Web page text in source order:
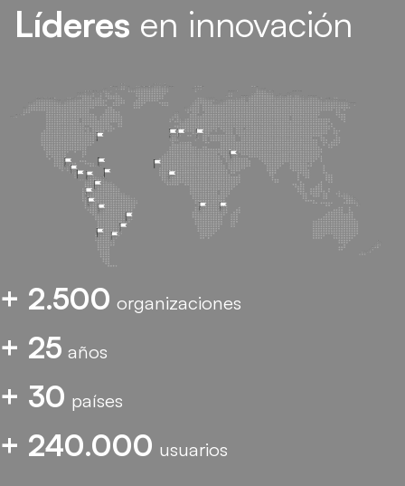
Líderes en innovación
+ 2.500 organizaciones
+ 25 años
+ 30 países
+ 240.000 usuarios